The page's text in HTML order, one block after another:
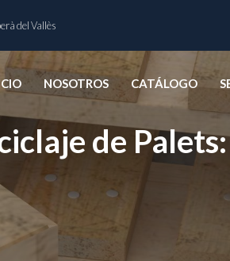
del Vallès
NOSOTROS CATÁLOGO
de